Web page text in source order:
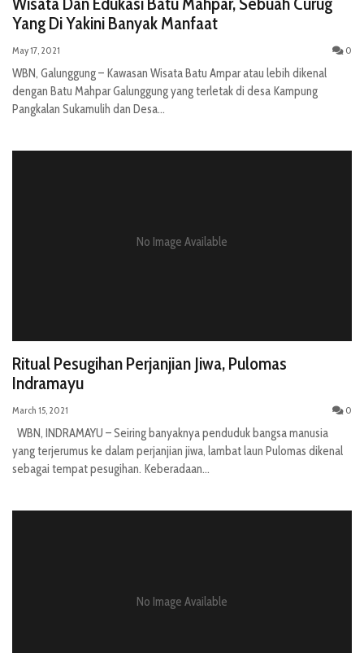
Yang Di Yakini Banyak Manfaat
May 17, 2021 0
WBN, Galunggung – Kawasan Wisata Batu Ampar atau lebih dikenal
dengan Batu Mahpar Galunggung yang terletak di desa Kampung
Pangkalan Sukamulih dan Desa...
No Image Available
Ritual Pesugihan Perjanjian Jiwa, Pulomas
Indramayu
March 15, 2021 0
WBN, INDRAMAYU – Seiring banyaknya penduduk bangsa manusia
yang terjerumus ke dalam perjanjian jiwa, lambat laun Pulomas dikenal
sebagai tempat pesugihan. Keberadaan...
No Image Available